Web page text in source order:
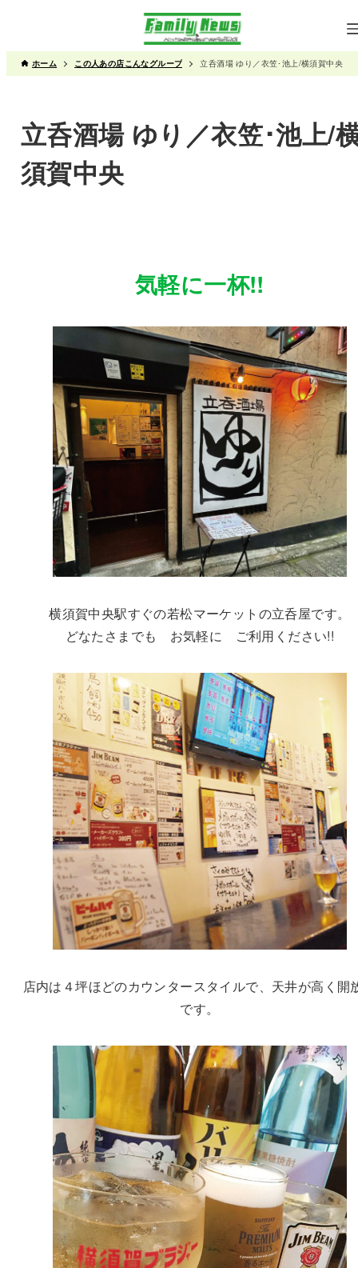
ホーム この人あの店こんなグループ 立呑酒場 ゆり／衣笠･池上/横須賀中央
立呑酒場 ゆり／衣笠･池上/
須賀中央
気軽に一杯!!
横須賀中央駅すぐの若松マーケットの立呑屋です。
どなたさまでも お気軽に ご利用ください!!
店内は４坪ほどのカウンタースタイルで、天井が高く開
です。